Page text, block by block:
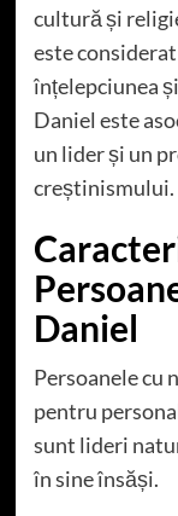
cultură și
este
înțelepciunea
Daniel este
un lider și un
creștinismului.
Daniel
Persoanele cu
pentru
sunt lideri
în sine însăși.